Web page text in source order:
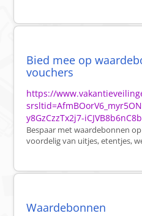
Bied mee op
vouchers
https://
y8GzCzzTx2j7-
Bespaar met waardebonnen
voordelig van uitjes, etentjes,
Waardebonnen